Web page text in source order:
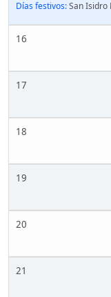
Días festivos:San Isidro
16
17
18
19
20
21